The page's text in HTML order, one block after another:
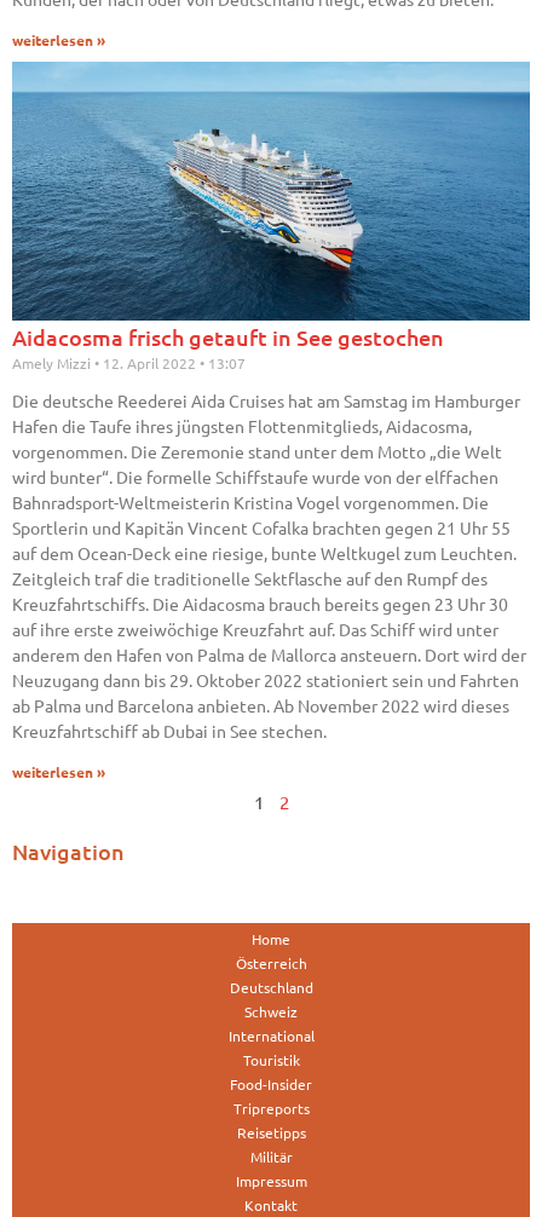
weiterlesen »
Aidacosma frisch getauft in See gestochen
Amely Mizzi 12. April 2022 13:07
Die deutsche Reederei Aida Cruises hat am Samstag im Hamburger
Hafen die Taufe ihres jüngsten Flottenmitglieds, Aidacosma,
vorgenommen. Die Zeremonie stand unter dem Motto „die Welt
wird bunter“. Die formelle Schiffstaufe wurde von der elffachen
Bahnradsport-Weltmeisterin Kristina Vogel vorgenommen. Die
Sportlerin und Kapitän Vincent Cofalka brachten gegen 21 Uhr 55
auf dem Ocean-Deck eine riesige, bunte Weltkugel zum Leuchten.
Zeitgleich traf die traditionelle Sektflasche auf den Rumpf des
Kreuzfahrtschiffs. Die Aidacosma brauch bereits gegen 23 Uhr 30
auf ihre erste zweiwöchige Kreuzfahrt auf. Das Schiff wird unter
anderem den Hafen von Palma de Mallorca ansteuern. Dort wird der
Neuzugang dann bis 29. Oktober 2022 stationiert sein und Fahrten
ab Palma und Barcelona anbieten. Ab November 2022 wird dieses
Kreuzfahrtschiff ab Dubai in See stechen.
weiterlesen »
1 2
Navigation
Home
Österreich
Deutschland
Schweiz
International
Touristik
Food-Insider
Tripreports
Reisetipps
Militär
Impressum
Kontakt